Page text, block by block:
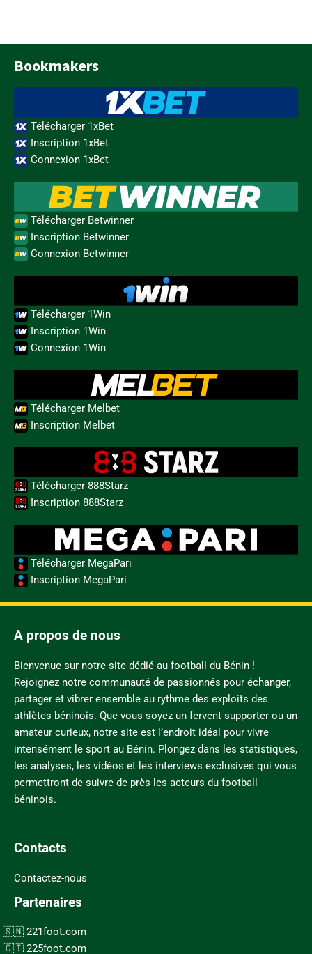
Bookmakers
Télécharger 1xBet
Inscription 1xBet
Connexion 1xBet
Télécharger Betwinner
Inscription Betwinner
Connexion Betwinner
Télécharger 1Win
Inscription 1Win
Connexion 1Win
Télécharger Melbet
Inscription Melbet
Télécharger 888Starz
Inscription 888Starz
Télécharger MegaPari
Inscription MegaPari
A propos de nous
Bienvenue sur notre site dédié au football du Bénin !
Rejoignez notre communauté de passionnés pour échanger,
partager et vibrer ensemble au rythme des exploits des
athlètes béninois. Que vous soyez un fervent supporter ou un
amateur curieux, notre site est l’endroit idéal pour vivre
intensément le sport au Bénin. Plongez dans les statistiques,
les analyses, les vidéos et les interviews exclusives qui vous
permettront de suivre de près les acteurs du football
béninois.
Contacts
Contactez-nous
Partenaires
221foot.com
225foot.com